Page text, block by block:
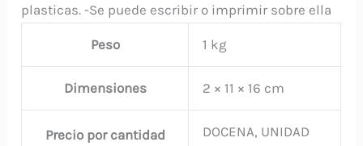
plasticas. -Se puede escribir o imprimir sobre ella
Peso 1 kg
Dimensiones 2 × 11 × 16 cm
Precio por cantidad DOCENA, UNIDAD